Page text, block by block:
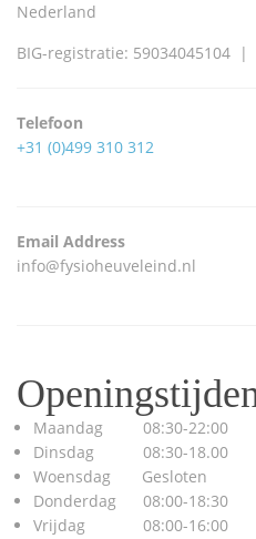
Nederland
BIG-registratie: 59034045104
Telefoon
+31 (0)499 310 312
Email Address
info@fysioheuveleind.nl
Maandag 08:30-22:00
Dinsdag 08:30-18.00
Woensdag Gesloten
Donderdag 08:00-18:30
Vrijdag 08:00-16:00